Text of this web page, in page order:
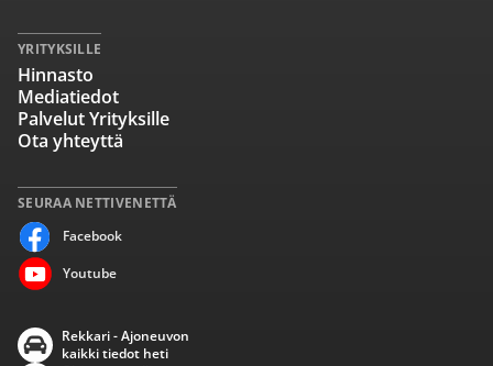
SEURAA NETTIVENETTÄ
Facebook
Youtube
YRITYKSILLE
Hinnasto
Mediatiedot
Palvelut Yrityksille
Ota yhteyttä
Rekkari - Ajoneuvon
kaikki tiedot heti